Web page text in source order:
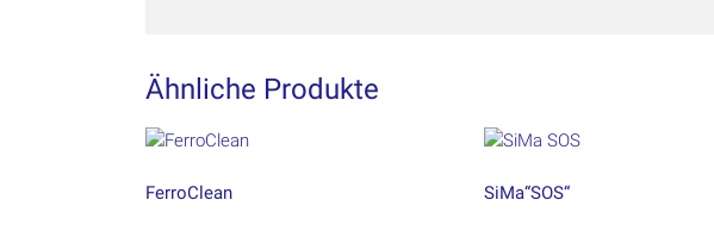
Ähnliche Produkte
FerroClean SiMa“SOS“